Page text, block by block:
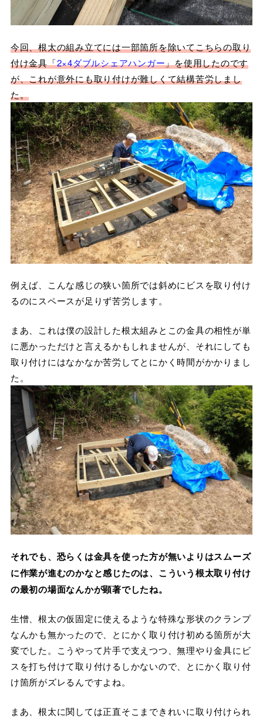
今回、根太の組み立てには一部箇所を除いてこちらの取り
付け金具「2×4ダブルシェアハンガー」を使用したのです
が、これが意外にも取り付けが難しくて結構苦労しまし
た。
例えば、こんな感じの狭い箇所では斜めにビスを取り付け
るのにスペースが足りず苦労します。
まあ、これは僕の設計した根太組みとこの金具の相性が単
に悪かっただけと言えるかもしれませんが、それにしても
取り付けにはなかなか苦労してとにかく時間がかかりまし
た。
それでも、恐らくは金具を使った方が無いよりはスムーズ
に作業が進むのかなと感じたのは、こういう根太取り付け
の最初の場面なんかが顕著でしたね。
生憎、根太の仮固定に使えるような特殊な形状のクランプ
なんかも無かったので、とにかく取り付け初める箇所が大
変でした。こうやって片手で支えつつ、無理やり金具にビ
スを打ち付けて取り付けるしかないので、とにかく取り付
け箇所がズレるんですよね。
まあ、根太に関しては正直そこまできれいに取り付けられ